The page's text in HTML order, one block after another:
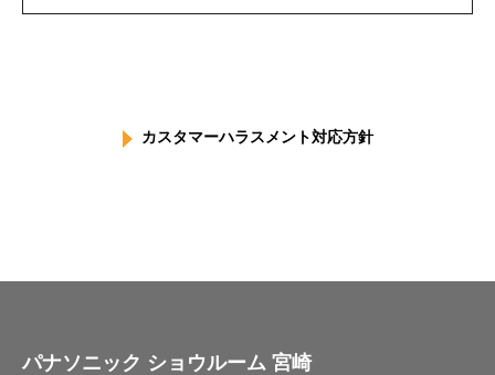
カスタマーハラスメント対応方針
パナソニック ショウルーム 宮崎